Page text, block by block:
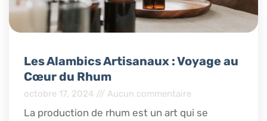
Les Alambics Artisanaux : Voyage au
Cœur du Rhum
octobre 17, 2024 Aucun commentaire
La production de rhum est un art qui se